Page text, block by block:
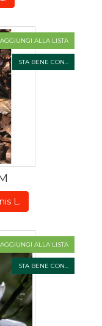
AGGIUNGI ALLA LISTA
STA BENE CON...
L.
AGGIUNGI ALLA LISTA
STA BENE CON...